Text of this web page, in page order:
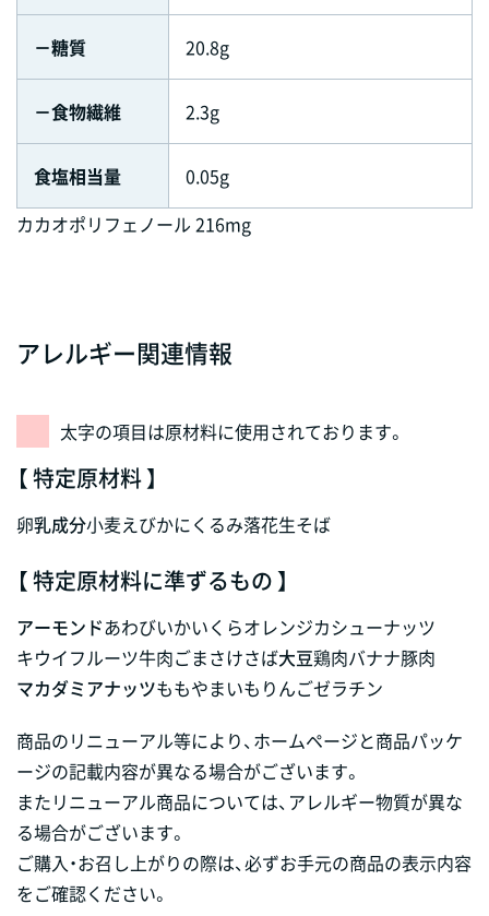
－糖質 20.8g
－食物繊維 2.3g
食塩相当量
0.05g
カカオポリフェノール 216mg
アレルギー関連情報
太字の項目は原材料に使用されております。
【 特定原材料 】
卵乳成分小麦えびかにくるみ落花生そば
【 特定原材料に準ずるもの 】
アーモンドあわびいかいくらオレンジカシューナッツ
キウイフルーツ牛肉ごまさけさば大豆鶏肉バナナ豚肉
マカダミアナッツももやまいも りんごゼラチン
商品のリニューアル等により、ホームページと商品パッケ
ージの記載内容が異なる場合がございます。
またリニューアル商品については、アレルギー物質が異な
る場合がございます。
ご購入・お召し上がりの際は、必ずお手元の商品の表示内容
をご確認ください。